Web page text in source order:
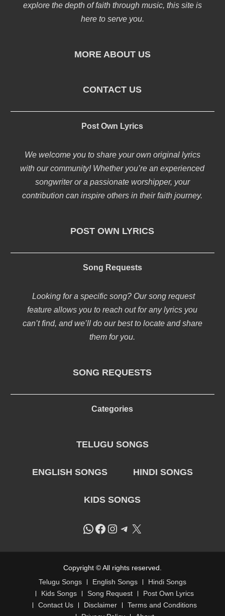
explore the depth of faith through music, this site is
here to serve you.
MORE ABOUT US
CONTACT US
Post Own Lyrics
We welcome you to share your own original lyrics
with our community! Whether you’re an experienced
songwriter or a passionate worshipper, your
contribution can inspire others in their faith journey.
POST OWN LYRICS
Song Requests
Looking for a specific song? Our song request
feature allows you to reach out for any lyrics you
can’t find, and we’ll do our best to locate and share
them for you.
SONG REQUESTS
Categories
TELUGU SONGS
ENGLISH SONGS HINDI SONGS
KIDS SONGS
WhatsApp
Facebook
Instagram
Telegram
X
Copyright © All rights reserved.
Telugu Songs
English Songs
Hindi Songs
Kids Songs
Song Request
Post Own Lyrics
Contact Us
Disclaimer
Terms and Conditions